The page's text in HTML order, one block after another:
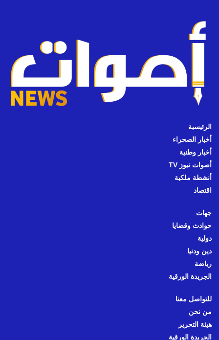
الرئيسية
أخبار الصحراء
أخبار وطنية
أصوات نيوز TV
أنشطة ملكية
اقتصاد
جهات
حوادث وقضايا
دولية
دين ودنيا
رياضة
الجريدة الورقية
للتواصل معنا
من نحن
هيئة التحرير
الجريدة الورقية